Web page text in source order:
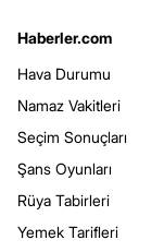
Haberler.com
Hava Durumu
Namaz Vakitleri
Seçim Sonuçları
Şans Oyunları
Rüya Tabirleri
Yemek Tarifleri